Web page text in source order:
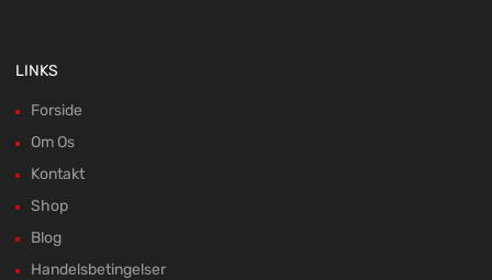
LINKS
Forside
Om Os
Kontakt
Shop
Blog
Handelsbetingelser